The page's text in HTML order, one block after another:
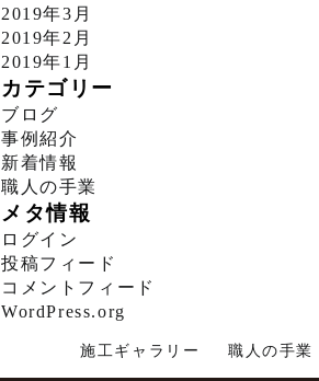
2019年3月
2019年2月
2019年1月
カテゴリー
ブログ
事例紹介
新着情報
職人の手業
メタ情報
ログイン
投稿フィード
コメントフィード
WordPress.org
施工ギャラリー 職人の手業